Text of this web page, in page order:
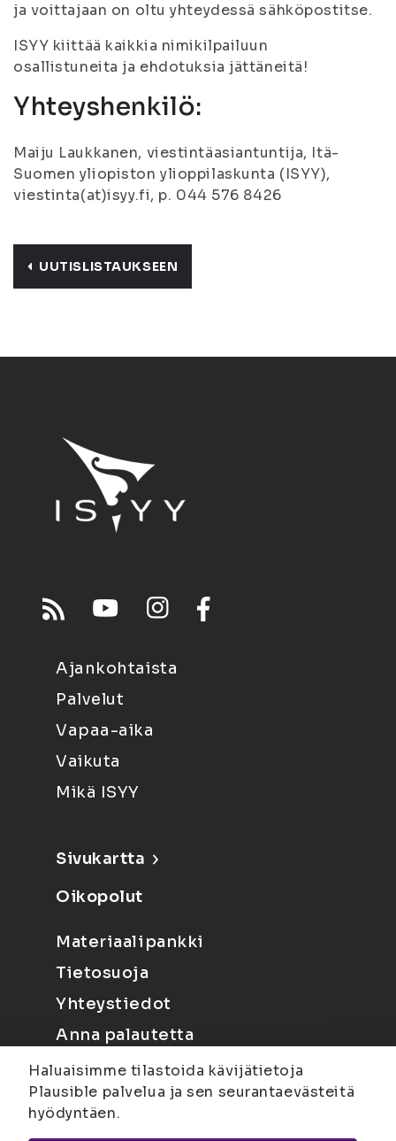
ja voittajaan on oltu yhteydessä sähköpostitse.
ISYY kiittää kaikkia nimikilpailuun
osallistuneita ja ehdotuksia jättäneitä!
Yhteyshenkilö:
Maiju Laukkanen, viestintäasiantuntija, Itä-
Suomen yliopiston ylioppilaskunta (ISYY),
viestinta(at)isyy.fi, p. 044 576 8426
UUTISLISTAUKSEEN
Ajankohtaista
Palvelut
Vapaa-aika
Vaikuta
Mikä ISYY
Sivukartta
Oikopolut
Materiaalipankki
Tietosuoja
Yhteystiedot
Anna palautetta
Haluaisimme tilastoida kävijätietoja
Plausible palvelua ja sen seurantaevästeitä
hyödyntäen.